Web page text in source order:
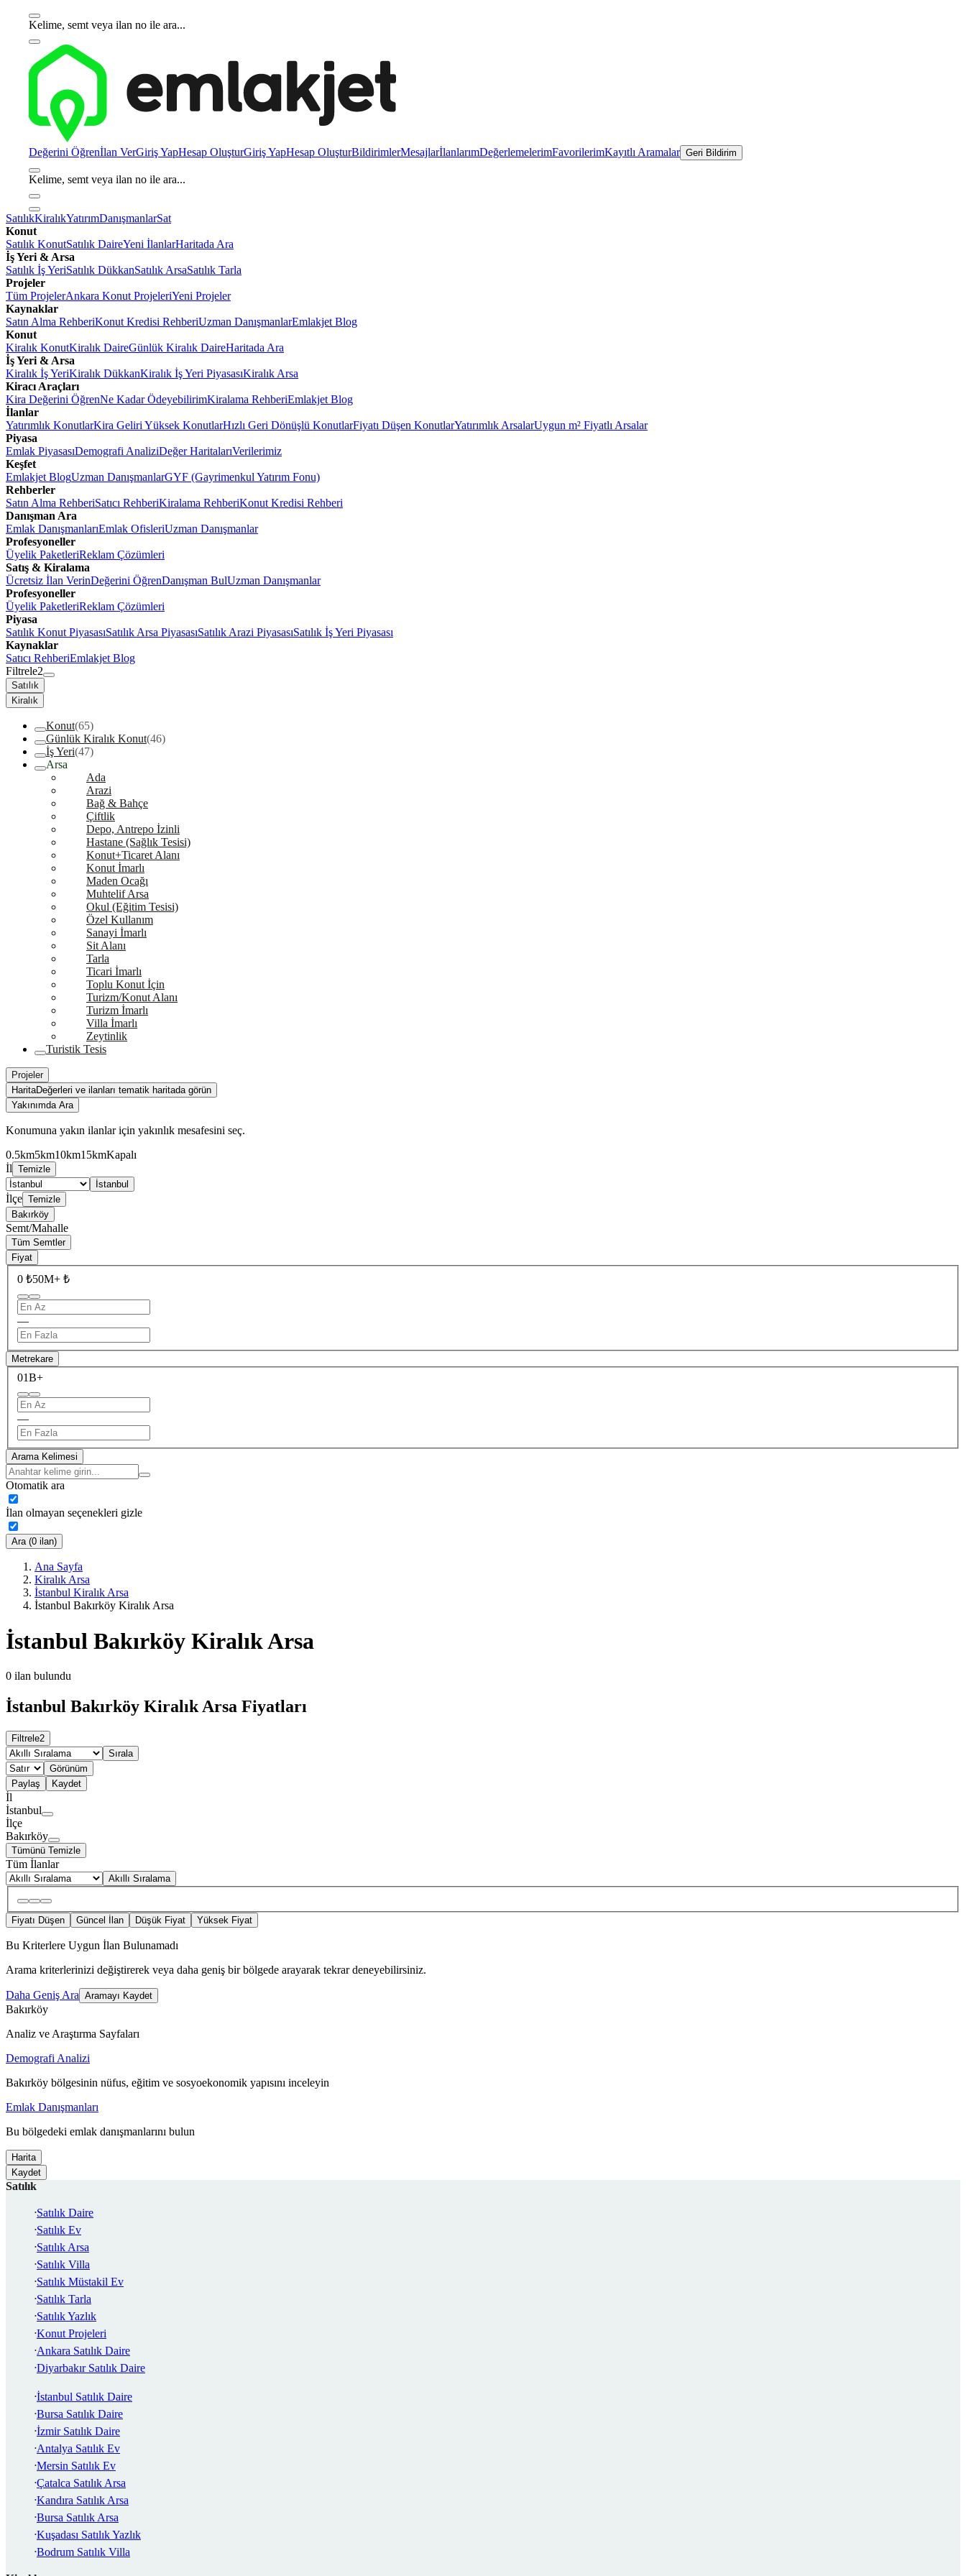
Kelime, semt veya ilan no ile ara...
Değerini Öğrenİlan VerGiriş YapHesap OluşturGiriş YapHesap OluşturBildirimlerMesajlarİlanlarımDeğerlemelerimFavorilerimKayıtlı Aramalar Geri Bildirim
Kelime, semt veya ilan no ile ara...
SatılıkKiralıkYatırımDanışmanlarSat
Konut
Satılık KonutSatılık DaireYeni İlanlarHaritada Ara
İş Yeri & Arsa
Satılık İş YeriSatılık DükkanSatılık ArsaSatılık Tarla
Projeler
Tüm ProjelerAnkara Konut ProjeleriYeni Projeler
Kaynaklar
Satın Alma RehberiKonut Kredisi RehberiUzman DanışmanlarEmlakjet Blog
Konut
Kiralık KonutKiralık DaireGünlük Kiralık DaireHaritada Ara
İş Yeri & Arsa
Kiralık İş YeriKiralık DükkanKiralık İş Yeri PiyasasıKiralık Arsa
Kiracı Araçları
Kira Değerini ÖğrenNe Kadar ÖdeyebilirimKiralama RehberiEmlakjet Blog
İlanlar
Yatırımlık KonutlarKira Geliri Yüksek KonutlarHızlı Geri Dönüşlü KonutlarFiyatı Düşen KonutlarYatırımlık ArsalarUygun m² Fiyatlı Arsalar
Piyasa
Emlak PiyasasıDemografi AnaliziDeğer HaritalarıVerilerimiz
Keşfet
Emlakjet BlogUzman DanışmanlarGYF (Gayrimenkul Yatırım Fonu)
Rehberler
Satın Alma RehberiSatıcı RehberiKiralama RehberiKonut Kredisi Rehberi
Danışman Ara
Emlak DanışmanlarıEmlak OfisleriUzman Danışmanlar
Profesyoneller
Üyelik PaketleriReklam Çözümleri
Satış & Kiralama
Ücretsiz İlan VerinDeğerini ÖğrenDanışman BulUzman Danışmanlar
Profesyoneller
Üyelik PaketleriReklam Çözümleri
Piyasa
Satılık Konut PiyasasıSatılık Arsa PiyasasıSatılık Arazi PiyasasıSatılık İş Yeri Piyasası
Kaynaklar
Satıcı RehberiEmlakjet Blog
Filtrele2
Satılık
Kiralık
Konut(65)
Günlük Kiralık Konut(46)
İş Yeri(47)
Arsa
Ada
Arazi
Bağ & Bahçe
Çiftlik
Depo, Antrepo İzinli
Hastane (Sağlık Tesisi)
Konut+Ticaret Alanı
Konut İmarlı
Maden Ocağı
Muhtelif Arsa
Okul (Eğitim Tesisi)
Özel Kullanım
Sanayi İmarlı
Sit Alanı
Tarla
Ticari İmarlı
Toplu Konut İçin
Turizm/Konut Alanı
Turizm İmarlı
Villa İmarlı
Zeytinlik
Turistik Tesis
Projeler
HaritaDeğerleri ve ilanları tematik haritada görün
Yakınımda Ara
Konumuna yakın ilanlar için yakınlık mesafesini seç.
0.5km5km10km15kmKapalı
İl Temizle
İstanbul
İlçe Temizle
Bakırköy
Semt/Mahalle
Tüm Semtler
Fiyat
0 ₺50M+ ₺
—
Metrekare
01B+
—
Arama Kelimesi
Otomatik ara
İlan olmayan seçenekleri gizle
Ara (0 ilan)
Ana Sayfa
Kiralık Arsa
İstanbul Kiralık Arsa
İstanbul Bakırköy Kiralık Arsa
İstanbul Bakırköy Kiralık Arsa
0 ilan bulundu
İstanbul Bakırköy Kiralık Arsa Fiyatları
Filtrele2
Sırala
Görünüm
Paylaş
Kaydet
İl
İstanbul
İlçe
Bakırköy
Tümünü Temizle
Tüm İlanlar
Akıllı Sıralama
Fiyatı Düşen Güncel İlan Düşük Fiyat Yüksek Fiyat
Bu Kriterlere Uygun İlan Bulunamadı
Arama kriterlerinizi değiştirerek veya daha geniş bir bölgede arayarak tekrar deneyebilirsiniz.
Daha Geniş Ara Aramayı Kaydet
Bakırköy
Analiz ve Araştırma Sayfaları
Demografi Analizi
Bakırköy bölgesinin nüfus, eğitim ve sosyoekonomik yapısını inceleyin
Emlak Danışmanları
Bu bölgedeki emlak danışmanlarını bulun
Harita
Kaydet
Satılık
Satılık Daire
Satılık Ev
Satılık Arsa
Satılık Villa
Satılık Müstakil Ev
Satılık Tarla
Satılık Yazlık
Konut Projeleri
Ankara Satılık Daire
Diyarbakır Satılık Daire
İstanbul Satılık Daire
Bursa Satılık Daire
İzmir Satılık Daire
Antalya Satılık Ev
Mersin Satılık Ev
Çatalca Satılık Arsa
Kandıra Satılık Arsa
Bursa Satılık Arsa
Kuşadası Satılık Yazlık
Bodrum Satılık Villa